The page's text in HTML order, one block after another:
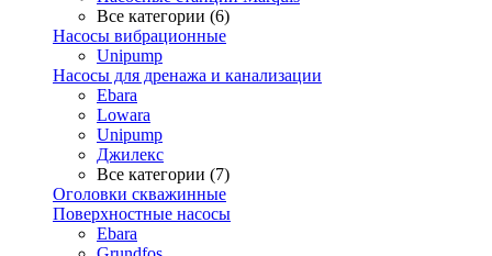
Все категории (6)
Насосы вибрационные
Unipump
Насосы для дренажа и канализации
Ebara
Lowara
Unipump
Джилекс
Все категории (7)
Оголовки скважинные
Поверхностные насосы
Ebara